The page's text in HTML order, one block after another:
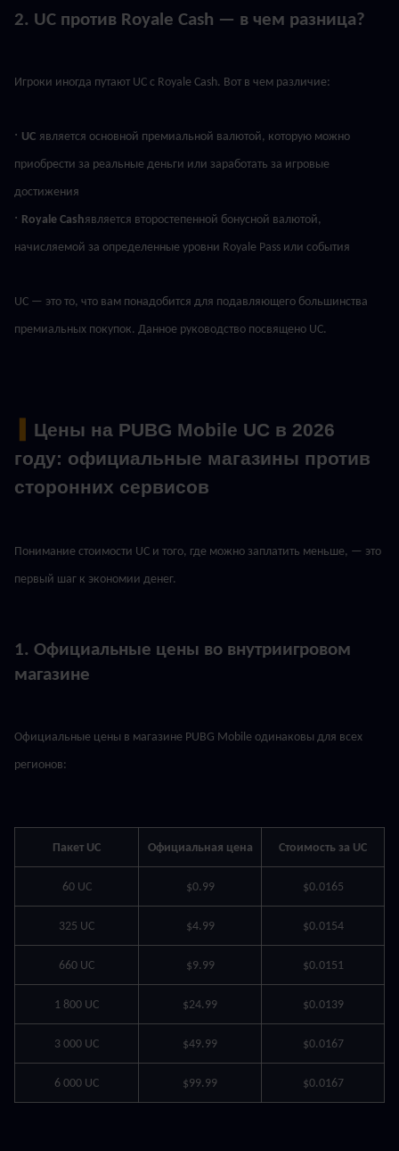
2. UC против Royale Cash — в чем разница?
Игроки иногда путают UC с Royale Cash. Вот в чем различие:
· UC является основной премиальной валютой, которую можно
приобрести за реальные деньги или заработать за игровые
достижения
· Royale Cashявляется второстепенной бонусной валютой,
начисляемой за определенные уровни Royale Pass или события
UC — это то, что вам понадобится для подавляющего большинства
премиальных покупок. Данное руководство посвящено UC.
Цены на PUBG Mobile UC в 2026
году: официальные магазины против
сторонних сервисов
Понимание стоимости UC и того, где можно заплатить меньше, — это
первый шаг к экономии денег.
1. Официальные цены во внутриигровом
магазине
Официальные цены в магазине PUBG Mobile одинаковы для всех
регионов:
Пакет UC Официальная цена Стоимость за UC
60 UC $0.99 $0.0165
325 UC $4.99 $0.0154
660 UC $9.99 $0.0151
1 800 UC $24.99 $0.0139
3 000 UC $49.99 $0.0167
6 000 UC $99.99 $0.0167